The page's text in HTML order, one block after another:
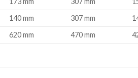
140 mm 307 mm
620 mm 470 mm